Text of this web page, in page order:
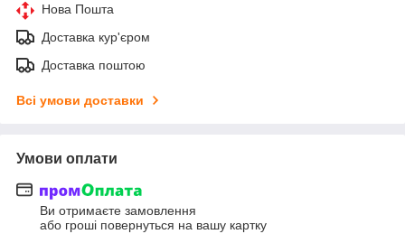
Нова Пошта
Доставка кур'єром
Доставка поштою
Всі умови доставки
Умови оплати
Ви отримаєте замовлення
або гроші повернуться на вашу картку